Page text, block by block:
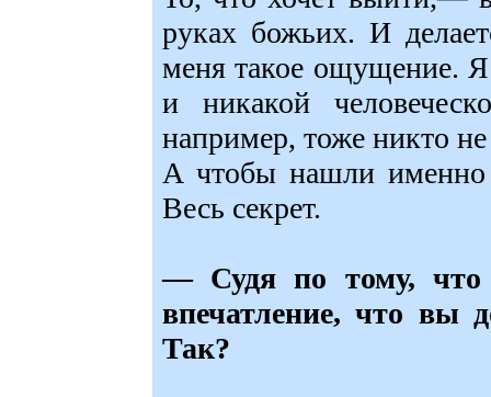
руках божьих. И
меня такое ощущение.
и никакой
например, тоже никто
А чтобы нашли именно
Весь секрет.
— Судя по тому, что
впечатление, что вы
Так?